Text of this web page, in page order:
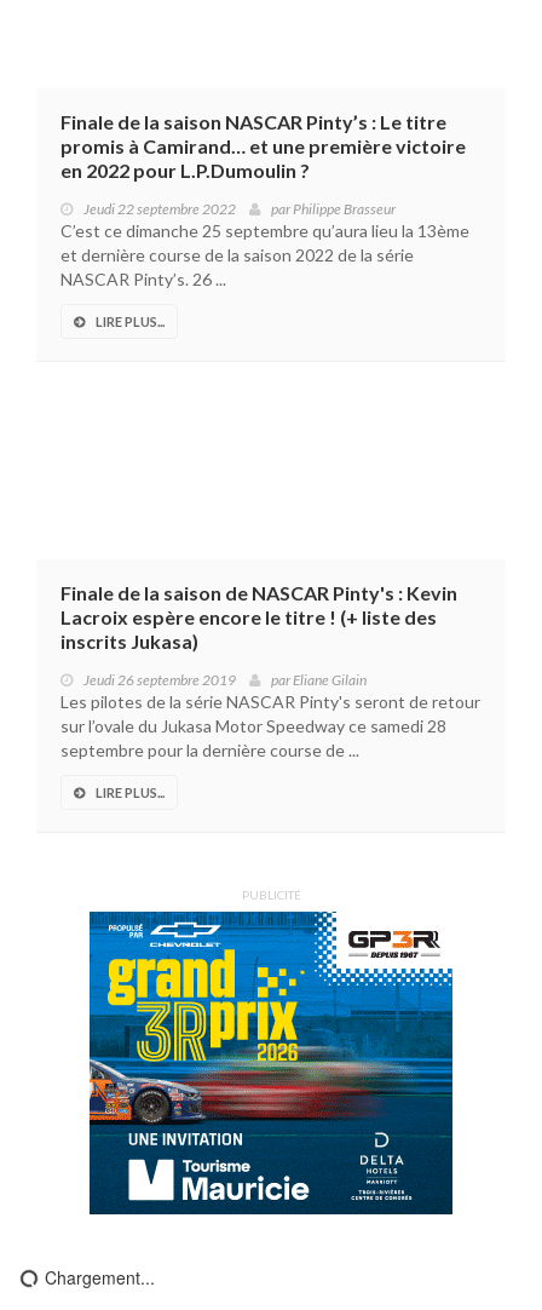
Finale de la saison NASCAR Pinty’s : Le titre
promis à Camirand… et une première victoire
en 2022 pour L.P.Dumoulin ?
Jeudi 22 septembre 2022 parPhilippe Brasseur
C’est ce dimanche 25 septembre qu’aura lieu la 13ème
et dernière course de la saison 2022 de la série
NASCAR Pinty’s. 26 ...
LIRE PLUS...
Finale de la saison de NASCAR Pinty's : Kevin
Lacroix espère encore le titre ! (+ liste des
inscrits Jukasa)
Jeudi 26 septembre 2019 parEliane Gilain
Les pilotes de la série NASCAR Pinty's seront de retour
sur l’ovale du Jukasa Motor Speedway ce samedi 28
septembre pour la dernière course de ...
LIRE PLUS...
PUBLICITÉ
Chargement...